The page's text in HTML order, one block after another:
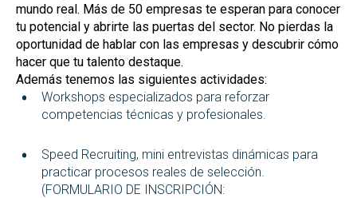
mundo real. Más de 50 empresas te esperan para conocer
tu potencial y abrirte las puertas del sector. No pierdas la
oportunidad de hablar con las empresas y descubrir cómo
hacer que tu talento destaque.
Además tenemos las siguientes actividades:
Workshops especializados para reforzar
competencias técnicas y profesionales.
Speed Recruiting, mini entrevistas dinámicas para
practicar procesos reales de selección.
(FORMULARIO DE INSCRIPCIÓN: